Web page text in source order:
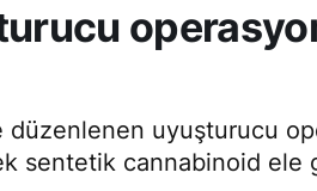
düzenlenen uyuşturucu
sentetik cannabinoid ele